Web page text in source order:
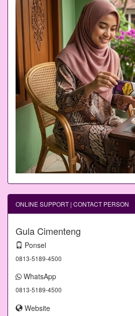
ONLINE SUPPORT | CONTACT PERSON
Gula Cimenteng
Ponsel
0813-5189-4500
WhatsApp
0813-5189-4500
Website